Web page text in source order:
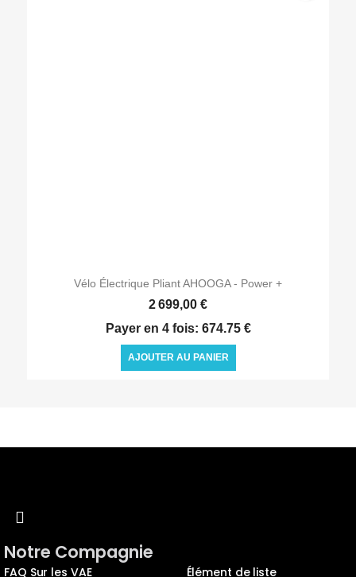
 Aperçu rapide
Vélo Électrique Pliant AHOOGA - Power +
2 699,00 €
Payer en 4 fois: 674.75 €
AJOUTER AU PANIER
Notre Compagnie
FAQ Sur les VAE Élément de liste